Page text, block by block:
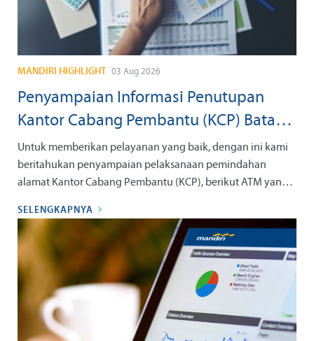
MANDIRI HIGHLIGHT 03 Aug 2026
Penyampaian Informasi Penutupan
Kantor Cabang Pembantu (KCP) Batam
Nagoya Prioritas tanggal 07 September
2026
Untuk memberikan pelayanan yang baik, dengan ini kami
beritahukan penyampaian pelaksanaan pemindahan
alamat Kantor Cabang Pembantu (KCP), berikut ATM yang
SELENGKAPNYA